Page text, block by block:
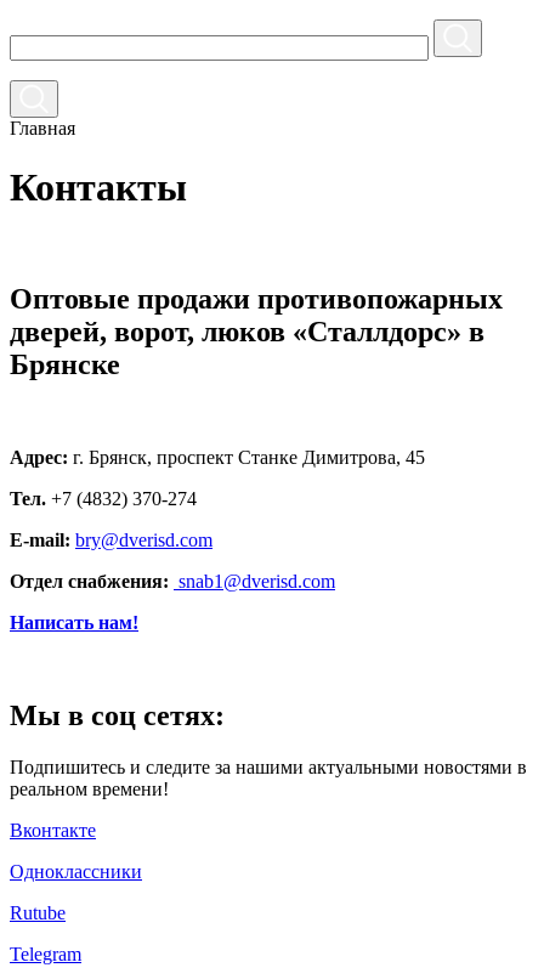
Главная
Контакты
Оптовые продажи противопожарных
дверей, ворот, люков «Сталлдорс» в
Брянске
Адрес: г. Брянск, проспект Станке Димитрова, 45
Тел. +7 (4832) 370-274
E-mail: bry@dverisd.com
Отдел снабжения: snab1@dverisd.com
Написать нам!
Мы в соц сетях:
Подпишитесь и следите за нашими актуальными новостями в
реальном времени!
Вконтакте
Одноклассники
Rutube
Telegram